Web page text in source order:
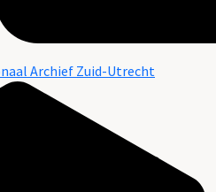
Archief Zuid-Utrecht